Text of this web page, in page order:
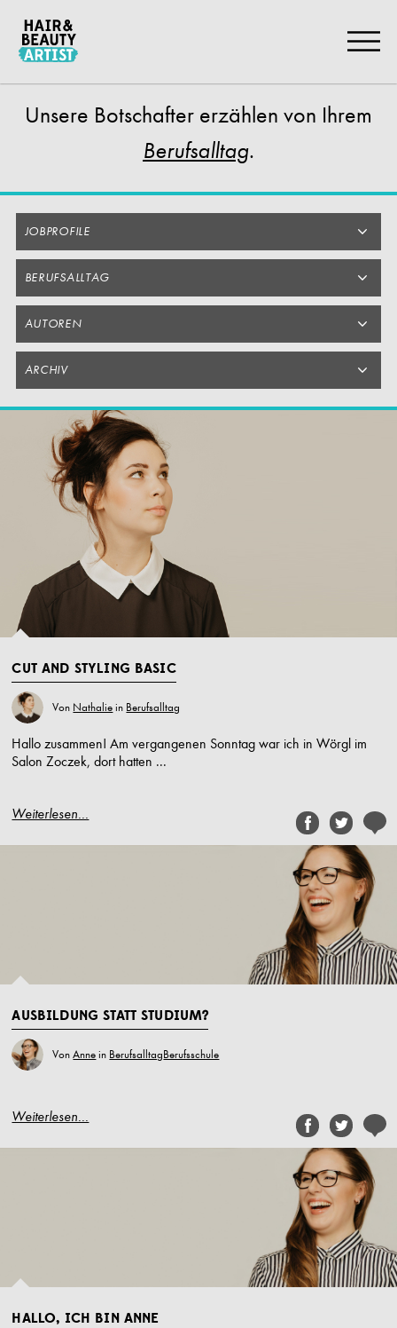
Artikel
Springen
Unsere Botschafter erzählen von Ihrem
Berufsalltag.
JOBPROFILE
BERUFSALLTAG
AUTOREN
ARCHIV
CUT AND STYLING BASIC
Von Nathalie in Berufsalltag
Hallo zusammen! Am vergangenen Sonntag war ich in Wörgl im
Salon Zoczek, dort hatten ...
Weiterlesen...
AUSBILDUNG STATT STUDIUM?
VonAnne in BerufsalltagBerufsschule
Weiterlesen...
HALLO, ICH BIN ANNE